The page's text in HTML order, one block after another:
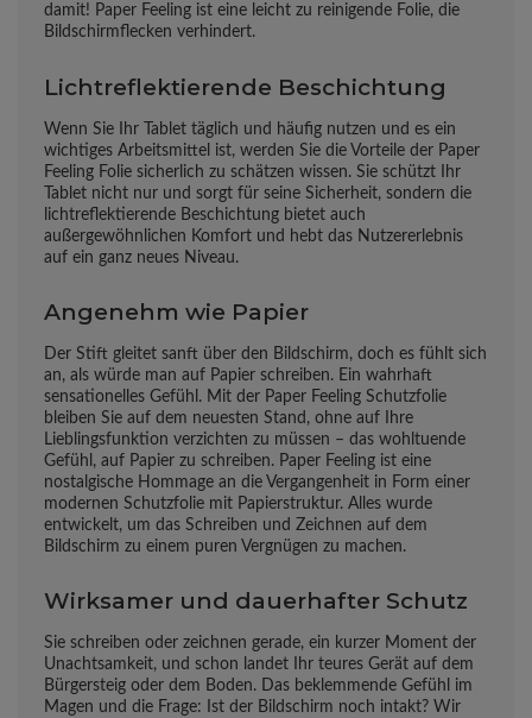
damit! Paper Feeling ist eine leicht zu reinigende Folie, die
Bildschirmflecken verhindert.
Lichtreflektierende Beschichtung
Wenn Sie Ihr Tablet täglich und häufig nutzen und es ein
wichtiges Arbeitsmittel ist, werden Sie die Vorteile der Paper
Feeling Folie sicherlich zu schätzen wissen. Sie schützt Ihr
Tablet nicht nur und sorgt für seine Sicherheit, sondern die
lichtreflektierende Beschichtung bietet auch
außergewöhnlichen Komfort und hebt das Nutzererlebnis
auf ein ganz neues Niveau.
Angenehm wie Papier
Der Stift gleitet sanft über den Bildschirm, doch es fühlt sich
an, als würde man auf Papier schreiben. Ein wahrhaft
sensationelles Gefühl. Mit der Paper Feeling Schutzfolie
bleiben Sie auf dem neuesten Stand, ohne auf Ihre
Lieblingsfunktion verzichten zu müssen – das wohltuende
Gefühl, auf Papier zu schreiben. Paper Feeling ist eine
nostalgische Hommage an die Vergangenheit in Form einer
modernen Schutzfolie mit Papierstruktur. Alles wurde
entwickelt, um das Schreiben und Zeichnen auf dem
Bildschirm zu einem puren Vergnügen zu machen.
Wirksamer und dauerhafter Schutz
Sie schreiben oder zeichnen gerade, ein kurzer Moment der
Unachtsamkeit, und schon landet Ihr teures Gerät auf dem
Bürgersteig oder dem Boden. Das beklemmende Gefühl im
Magen und die Frage: Ist der Bildschirm noch intakt? Wir